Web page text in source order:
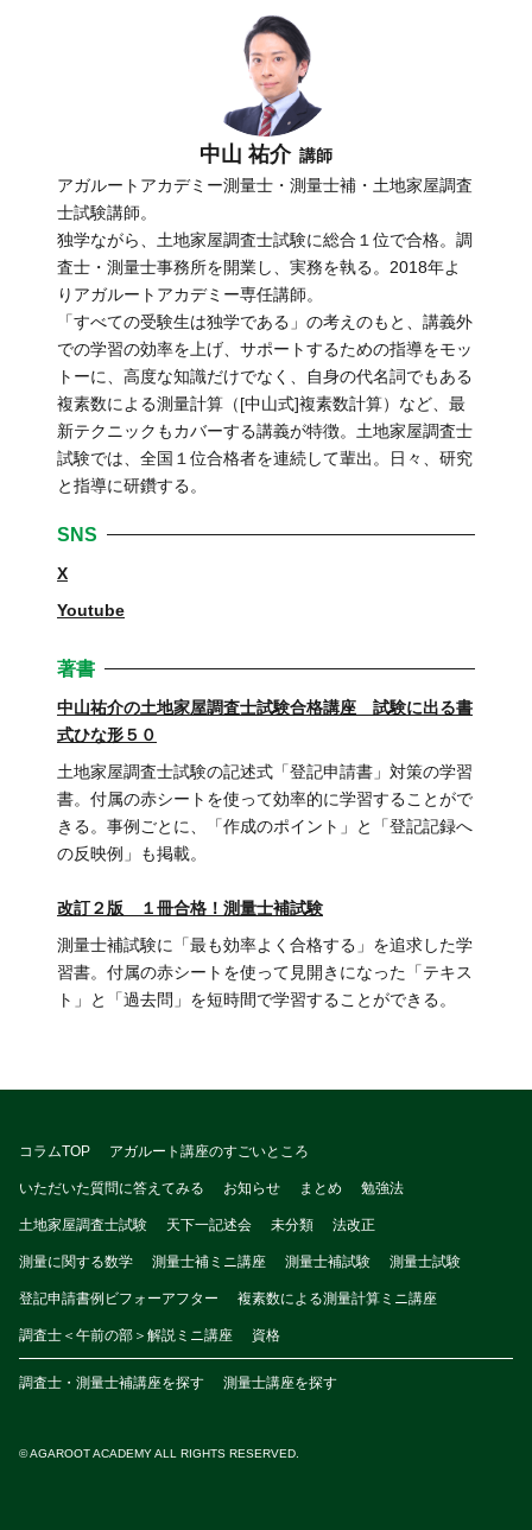
中山 祐介 講師
アガルートアカデミー測量士・測量士補・土地家屋調査
士試験講師。
独学ながら、土地家屋調査士試験に総合１位で合格。調
査士・測量士事務所を開業し、実務を執る。2018年よ
りアガルートアカデミー専任講師。
「すべての受験生は独学である」の考えのもと、講義外
での学習の効率を上げ、サポートするための指導をモッ
トーに、高度な知識だけでなく、自身の代名詞でもある
複素数による測量計算（[中山式]複素数計算）など、最
新テクニックもカバーする講義が特徴。土地家屋調査士
試験では、全国１位合格者を連続して輩出。日々、研究
と指導に研鑽する。
SNS
X
Youtube
著書
中山祐介の土地家屋調査士試験合格講座 試験に出る書
式ひな形５０
土地家屋調査士試験の記述式「登記申請書」対策の学習
書。付属の赤シートを使って効率的に学習することがで
きる。事例ごとに、「作成のポイント」と「登記記録へ
の反映例」も掲載。
改訂２版 １冊合格！測量士補試験
測量士補試験に「最も効率よく合格する」を追求した学
習書。付属の赤シートを使って見開きになった「テキス
ト」と「過去問」を短時間で学習することができる。
コラムTOP アガルート講座のすごいところ
いただいた質問に答えてみる お知らせ まとめ 勉強法
土地家屋調査士試験 天下一記述会 未分類 法改正
測量に関する数学 測量士補ミニ講座 測量士補試験 測量士試験
登記申請書例ビフォーアフター 複素数による測量計算ミニ講座
調査士＜午前の部＞解説ミニ講座 資格
調査士・測量士補講座を探す 測量士講座を探す
© AGAROOT ACADEMY ALL RIGHTS RESERVED.